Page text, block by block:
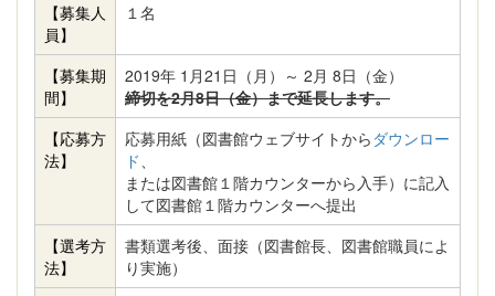
【募集人
員】
１名
【募集期
間】
2019年 1月21日（月）～ 2月 8日（金）
締切を2月8日（金）まで延長します。
【応募方
法】
応募用紙（図書館ウェブサイトから ダウンロー
ド、
または図書館１階カウンターから入手）に記入
して図書館１階カウンターへ提出
【選考方
法】
書類選考後、面接（図書館長、図書館職員によ
り実施）